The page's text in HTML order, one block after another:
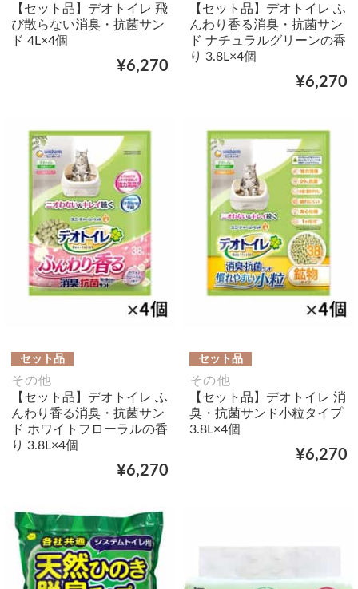
【セット品】デオトイレ 飛
び散らない消臭・抗菌サン
ド 4L×4個
¥6,270
【セット品】デオトイレ ふ
んわり香る消臭・抗菌サン
ド ナチュラルグリーンの香
り 3.8L×4個
¥6,270
セット品
その他
【セット品】デオトイレ ふ
んわり香る消臭・抗菌サン
ド ホワイトフローラルの香
り 3.8L×4個
¥6,270
セット品
その他
【セット品】デオトイレ 消
臭・抗菌サンド小粒タイプ
3.8L×4個
¥6,270